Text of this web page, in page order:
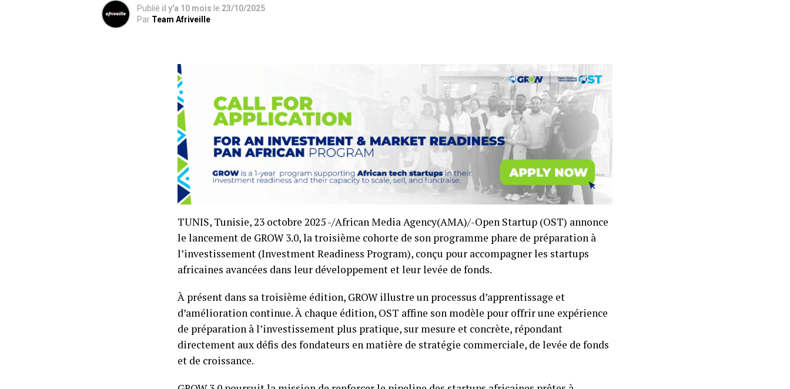
Publié il y'a 10 mois le 23/10/2025
Par Team Afriveille
TUNIS, Tunisie, 23 octobre 2025 -/African Media Agency(AMA)/-Open Startup (OST) annonce
le lancement de GROW 3.0, la troisième cohorte de son programme phare de préparation à
l’investissement (Investment Readiness Program), conçu pour accompagner les startups
africaines avancées dans leur développement et leur levée de fonds.
À présent dans sa troisième édition, GROW illustre un processus d’apprentissage et
d’amélioration continue. À chaque édition, OST affine son modèle pour offrir une expérience
de préparation à l’investissement plus pratique, sur mesure et concrète, répondant
directement aux défis des fondateurs en matière de stratégie commerciale, de levée de fonds
et de croissance.